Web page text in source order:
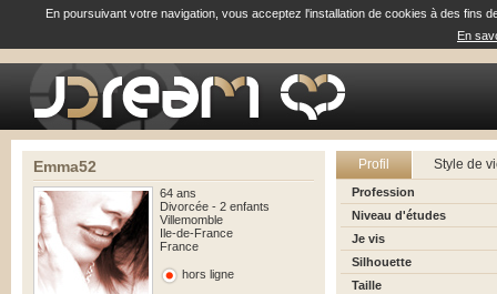
En poursuivant votre navigation, vous acceptez l'installation de cookies à des
En
Emma52
64 ans
Divorcée - 2 enfants
Villemomble
Ile-de-France
France
hors ligne
Profil Style de
Profession
Niveau d'études
Je vis
Silhouette
Taille